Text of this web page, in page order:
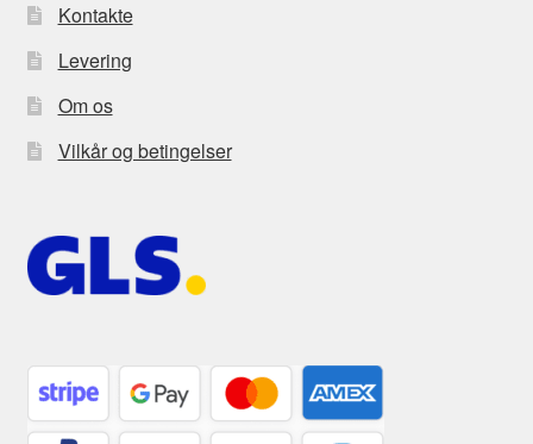
Kontakte
Levering
Om os
Vilkår og betingelser